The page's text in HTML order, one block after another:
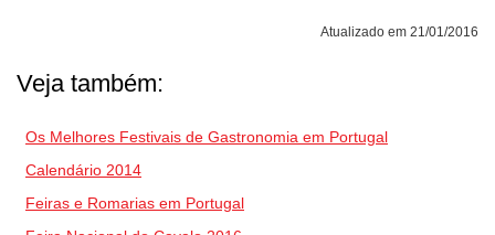
Atualizado em 21/01/2016
Veja também:
Os Melhores Festivais de Gastronomia em Portugal
Calendário 2014
Feiras e Romarias em Portugal